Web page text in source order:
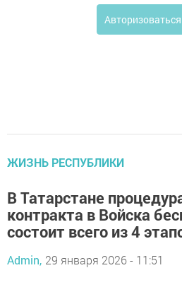
Авторизоваться
ЖИЗНЬ РЕСПУБЛИКИ
В Татарстане
контракта в Войска
состоит всего из 4
Admin, 29 января 2026 - 11:51